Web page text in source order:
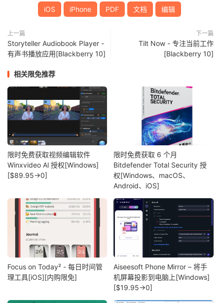
iOS iPhone PDF 文档 编辑
上一篇
Storyteller Audiobook Player -
有声书播放应用[Blackberry 10]
下一篇
Tilt Now - 专注当前工作
[Blackberry 10]
相关限免推荐
限时免费获取视频编辑软件
Winxvideo Al 授权[Windows]
[$89.95→0]
限时免费获取 6 个月
Bitdefender Total Security 授
权[Windows、macOS、
Android、iOS]
Focus on Today² - 每日时间管
理工具[iOS][内购限免]
Aiseesoft Phone Mirror – 将手
机屏幕投影到电脑上[Windows]
[$19.95→0]